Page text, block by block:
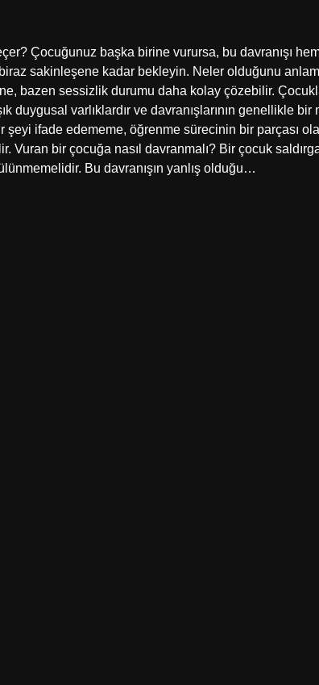
Çocuğunuz başka birine vurursa, bu davranışı
sakinleşene kadar bekleyin. Neler olduğunu
bazen sessizlik durumu daha kolay çözebilir.
duygusal varlıklardır ve davranışlarının genellikle bir
ifade edememe, öğrenme sürecinin bir parçası
Vuran bir çocuğa nasıl davranmalı? Bir çocuk
Bu davranışın yanlış olduğu…